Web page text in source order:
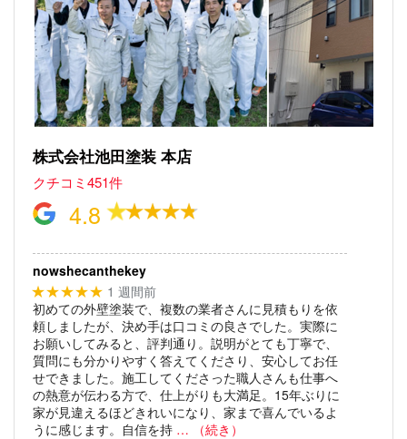
株式会社池田塗装 本店
クチコミ451件
4.8
nowshecanthekey
★★★★★ 1 週間前
初めての外壁塗装で、複数の業者さんに見積もりを依
頼しましたが、決め手は口コミの良さでした。実際に
お願いしてみると、評判通り。説明がとても丁寧で、
質問にも分かりやすく答えてくださり、安心してお任
せできました。施工してくださった職人さんも仕事へ
の熱意が伝わる方で、仕上がりも大満足。15年ぶりに
家が見違えるほどきれいになり、家まで喜んでいるよ
うに感じます。自信を持 … （続き）